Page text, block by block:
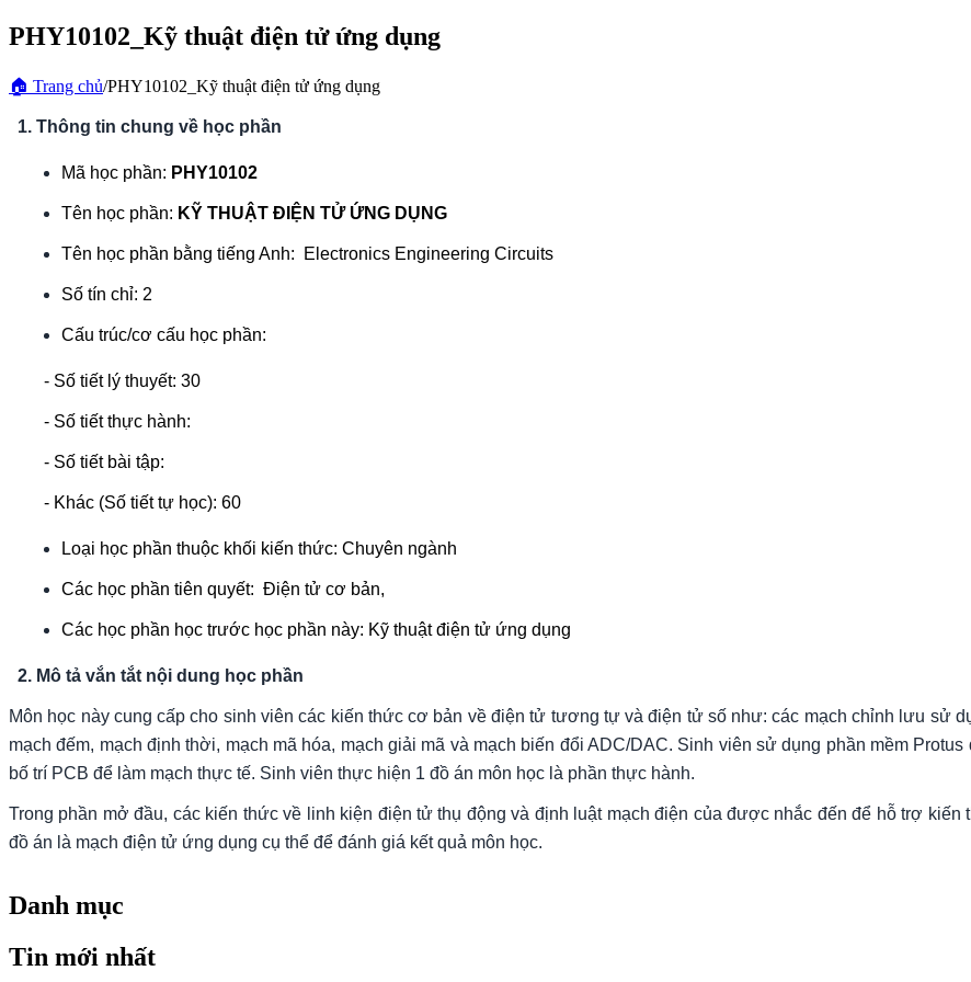
PHY10102_Kỹ thuật điện tử ứng dụng
🏠 Trang chủ/PHY10102_Kỹ thuật điện tử ứng dụng
1. Thông tin chung về học phần
Mã học phần: PHY10102
Tên học phần: KỸ THUẬT ĐIỆN TỬ ỨNG DỤNG
Tên học phần bằng tiếng Anh: Electronics Engineering Circuits
Số tín chỉ: 2
Cấu trúc/cơ cấu học phần:
- Số tiết lý thuyết: 30
- Số tiết thực hành:
- Số tiết bài tập:
- Khác (Số tiết tự học): 60
Loại học phần thuộc khối kiến thức: Chuyên ngành
Các học phần tiên quyết: Điện tử cơ bản,
Các học phần học trước học phần này: Kỹ thuật điện tử ứng dụng
2. Mô tả vắn tắt nội dung học phần
Môn học này cung cấp cho sinh viên các kiến thức cơ bản về điện tử tương tự và điện tử số như: các mạch chỉnh lưu sử
mạch đếm, mạch định thời, mạch mã hóa, mạch giải mã và mạch biến đổi ADC/DAC. Sinh viên sử dụng phần mềm
bố trí PCB để làm mạch thực tế. Sinh viên thực hiện 1 đồ án môn học là phần thực hành.
Trong phần mở đầu, các kiến thức về linh kiện điện tử thụ động và định luật mạch điện của được nhắc đến để hỗ trợ
đồ án là mạch điện tử ứng dụng cụ thể để đánh giá kết quả môn học.
Danh mục
Tin mới nhất